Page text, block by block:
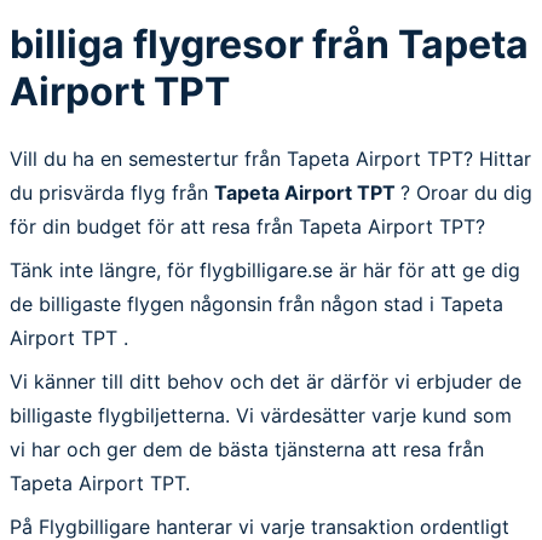
billiga flygresor från Tapeta
Airport TPT
Vill du ha en semestertur från Tapeta Airport TPT? Hittar
du prisvärda flyg från Tapeta Airport TPT ? Oroar du dig
för din budget för att resa från Tapeta Airport TPT?
Tänk inte längre, för flygbilligare.se är här för att ge dig
de billigaste flygen någonsin från någon stad i Tapeta
Airport TPT .
Vi känner till ditt behov och det är därför vi erbjuder de
billigaste flygbiljetterna. Vi värdesätter varje kund som
vi har och ger dem de bästa tjänsterna att resa från
Tapeta Airport TPT.
På Flygbilligare hanterar vi varje transaktion ordentligt